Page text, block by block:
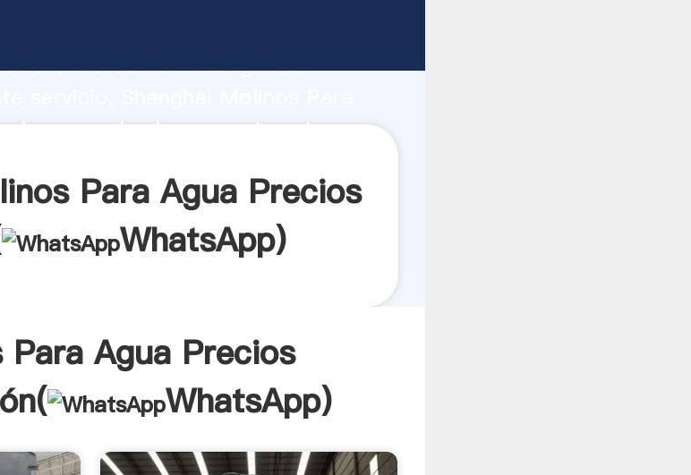
fuerza de investigación
crea el valor y aporta valores a
Para Agua Precios
WhatsApp)
Para Agua Precios
WhatsApp)